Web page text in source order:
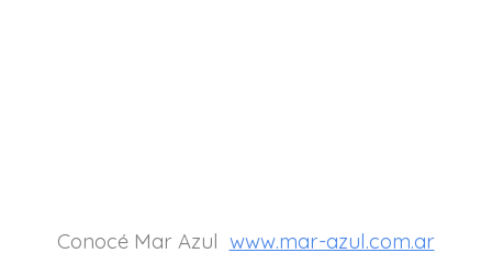
Conocé Mar Azul www.mar-azul.com.ar